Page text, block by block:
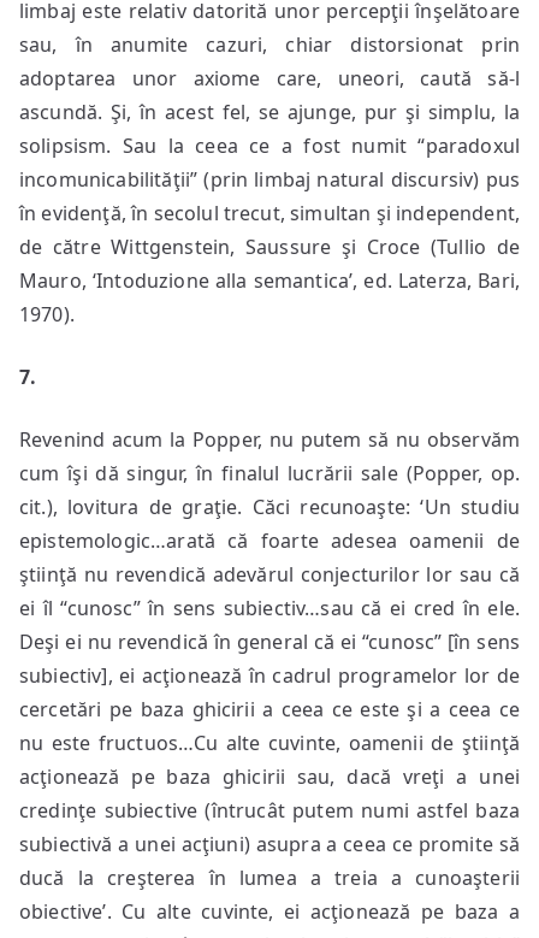
limbaj este relativ datorită unor percepţii înşelătoare
sau, în anumite cazuri, chiar distorsionat prin
adoptarea unor axiome care, uneori, caută să-l
ascundă. Şi, în acest fel, se ajunge, pur şi simplu, la
solipsism. Sau la ceea ce a fost numit “paradoxul
incomunicabilităţii” (prin limbaj natural discursiv) pus
în evidenţă, în secolul trecut, simultan şi independent,
de către Wittgenstein, Saussure şi Croce (Tullio de
Mauro, ‘Intoduzione alla semantica’, ed. Laterza, Bari,
1970).
7.
Revenind acum la Popper, nu putem să nu observăm
cum îşi dă singur, în finalul lucrării sale (Popper, op.
cit.), lovitura de graţie. Căci recunoaşte: ‘Un studiu
epistemologic…arată că foarte adesea oamenii de
ştiinţă nu revendică adevărul conjecturilor lor sau că
ei îl “cunosc” în sens subiectiv…sau că ei cred în ele.
Deşi ei nu revendică în general că ei “cunosc” [în sens
subiectiv], ei acţionează în cadrul programelor lor de
cercetări pe baza ghicirii a ceea ce este şi a ceea ce
nu este fructuos…Cu alte cuvinte, oamenii de ştiinţă
acţionează pe baza ghicirii sau, dacă vreţi a unei
credinţe subiective (întrucât putem numi astfel baza
subiectivă a unei acţiuni) asupra a ceea ce promite să
ducă la creşterea în lumea a treia a cunoaşterii
obiective’. Cu alte cuvinte, ei acţionează pe baza a